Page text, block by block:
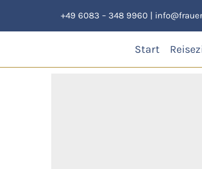
Inhalt
+49 6083 – 348 9960 |
Start